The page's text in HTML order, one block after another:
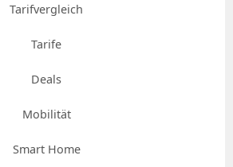
Tarifvergleich
Tarife
Deals
Mobilität
Smart Home